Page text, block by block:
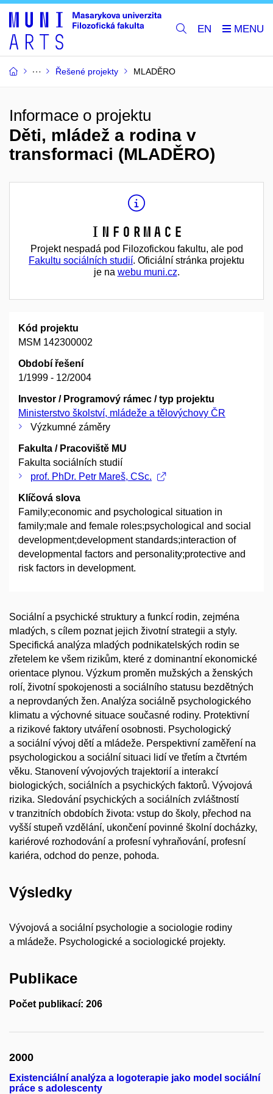
EN
Řešené projekty MLADĚRO
Informace o projektu
Děti, mládež a rodina v
transformaci (MLADĚRO)
Informace
Projekt nespadá pod Filozofickou fakultu, ale pod
Fakultu sociálních studií. Oficiální stránka projektu
je na webu muni.cz.
Kód projektu
MSM 142300002
Období řešení
1/1999 - 12/2004
Investor / Programový rámec / typ projektu
Ministerstvo školství, mládeže a tělovýchovy ČR
Výzkumné záměry
Fakulta / Pracoviště MU
Fakulta sociálních studií
prof. PhDr. Petr Mareš, CSc.
Klíčová slova
Family;economic and psychological situation in
family;male and female roles;psychological and social
development;development standards;interaction of
developmental factors and personality;protective and
risk factors in development.
Sociální a psychické struktury a funkcí rodin, zejména
mladých, s cílem poznat jejich životní strategii a styly.
Specifická analýza mladých podnikatelských rodin se
zřetelem ke všem rizikům, které z dominantní ekonomické
orientace plynou. Výzkum proměn mužských a ženských
rolí, životní spokojenosti a sociálního statusu bezdětných
a neprovdaných žen. Analýza sociálně psychologického
klimatu a výchovné situace současné rodiny. Protektivní
a rizikové faktory utváření osobnosti. Psychologický
a sociální vývoj dětí a mládeže. Perspektivní zaměření na
psychologickou a sociální situaci lidí ve třetím a čtvrtém
věku. Stanovení vývojových trajektorií a interakcí
biologických, sociálních a psychických faktorů. Vývojová
rizika. Sledování psychických a sociálních zvláštností
v tranzitních obdobích života: vstup do školy, přechod na
vyšší stupeň vzdělání, ukončení povinné školní docházky,
kariérové rozhodování a profesní vyhraňování, profesní
kariéra, odchod do penze, pohoda.
Výsledky
Vývojová a sociální psychologie a sociologie rodiny
a mládeže. Psychologické a sociologické projekty.
Publikace
Počet publikací: 206
2000
Existenciální analýza a logoterapie jako model sociální
práce s adolescenty